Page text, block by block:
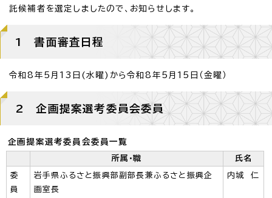
託候補者を選定しましたので、お知らせします。
1 書面審査日程
令和8年5月13日(水曜)から令和8年5月15日（金曜）
2 企画提案選考委員会委員
企画提案選考委員会委員一覧
所属・職 氏名
委
員
岩手県ふるさと振興部副部長兼ふるさと振興企
画室長
内城 仁